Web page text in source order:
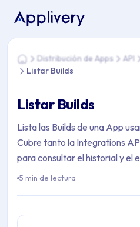
Estás aquí: Home >
HomeDistribución de Apps API
Listar Builds
Listar Builds
Lista las Builds de una App
Cubre tanto la Integrations
para consultar el historial y el
5 min de lectura